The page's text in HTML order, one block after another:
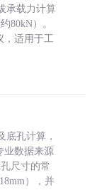
承载力计算
80kN）。
，适用于工
底孔计算，
业数据来源
尺寸的常
），并